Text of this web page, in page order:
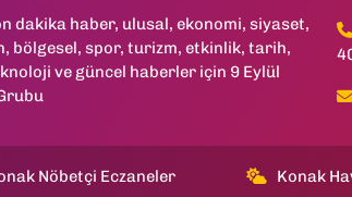
dakika haber, ulusal, ekonomi, siyaset,
bölgesel, spor, turizm, etkinlik, tarih,
ve güncel haberler için 9 Eylül
Nöbetçi Eczaneler Konak